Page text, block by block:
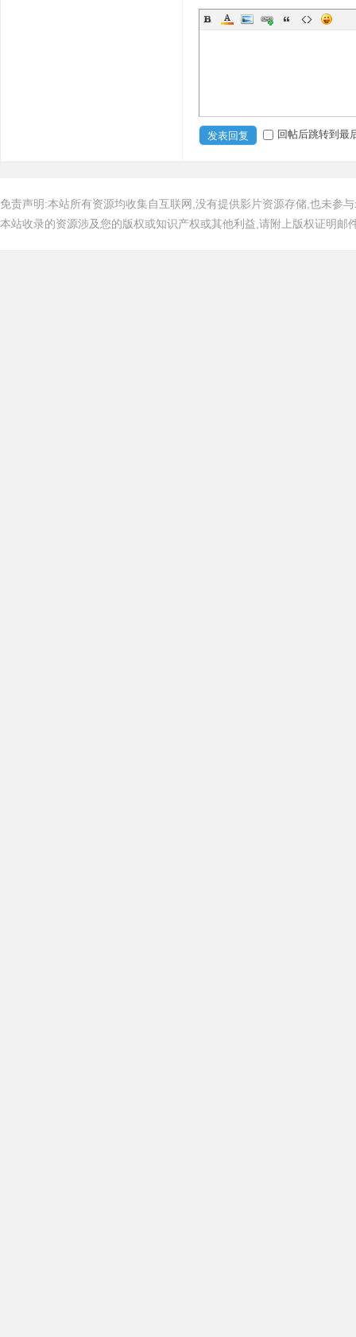
发表回复 回帖后跳转到最
免责声明:本站所有资源均收集自互联网,没有提供影片资源存储,也未参
本站收录的资源涉及您的版权或知识产权或其他利益,请附上版权证明